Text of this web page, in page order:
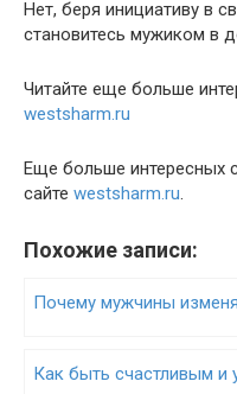
Нет, беря инициативу в
становитесь мужиком в
Читайте еще больше
westsharm.ru
Еще больше интересных
сайте westsharm.ru.
Похожие записи:
Почему мужчины
Как быть счастливым и